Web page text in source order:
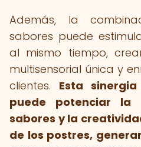
Además, la
sabores puede
al mismo tiempo,
multisensorial única y
clientes. Esta
puede potenciar la
sabores y la
de los postres,